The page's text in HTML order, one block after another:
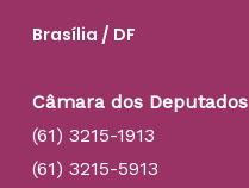
Brasília / DF
Câmara dos Deputados
(61) 3215-1913
(61) 3215-5913